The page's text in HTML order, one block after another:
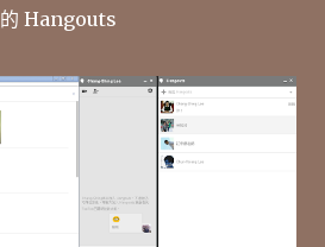
的 Hangouts